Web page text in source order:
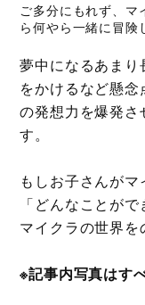
ご多分にもれず、マ
ら何やら一緒に冒険
夢中になるあまり
をかけるなど懸
の発想力を爆発さ
す。
もしお子さんがマ
「どんなことが
マイクラの世界を
※記事内写真はす